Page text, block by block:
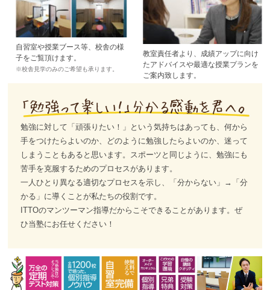
自習室や授業ブース等、校舎の様
子をご覧頂けます。
※校舎見学のみのご希望も承ります。
教室責任者より、成績アップに向け
たアドバイスや最適な授業プランを
ご案内致します。
勉強に対して「頑張りたい！」という気持ちはあっても、何から
手をつけたらよいのか、どのように勉強したらよいのか、迷って
しまうこともあると思います。スポーツと同じように、勉強にも
苦手を克服するためのプロセスがあります。
一人ひとり異なる適切なプロセスを示し、「分からない」→「分
かる」に導くことが私たちの役割です。
ITTOのマンツーマン指導だからこそできることがあります。ぜ
ひ当塾にお任せください！